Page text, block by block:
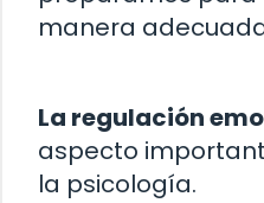
manera
La regulación
aspecto
la psicología.